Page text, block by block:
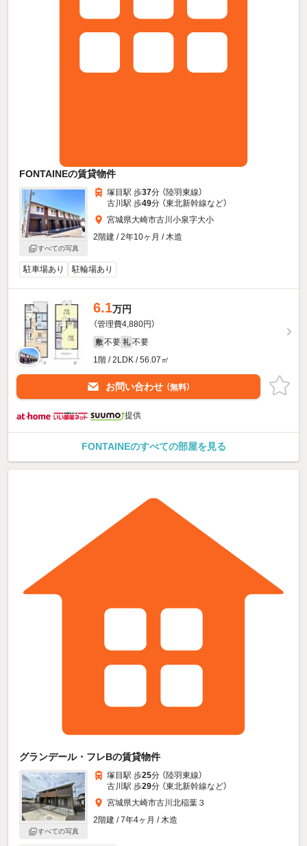
FONTAINEの賃貸物件
すべての写真
塚目駅 歩37分 （陸羽東線）
古川駅 歩49分 （東北新幹線など）
宮城県大崎市古川小泉字大小
2階建 / 2年10ヶ月 / 木造
駐車場あり 駐輪場あり
6.1万円
（管理費4,880円）
敷 不要 礼 不要
1階 / 2LDK / 56.07㎡
お問い合わせ （無料）
提供
FONTAINEのすべての部屋を見る
グランデール・フレBの賃貸物件
すべての写真
塚目駅 歩25分 （陸羽東線）
古川駅 歩29分 （東北新幹線など）
宮城県大崎市古川北稲葉３
2階建 / 7年4ヶ月 / 木造